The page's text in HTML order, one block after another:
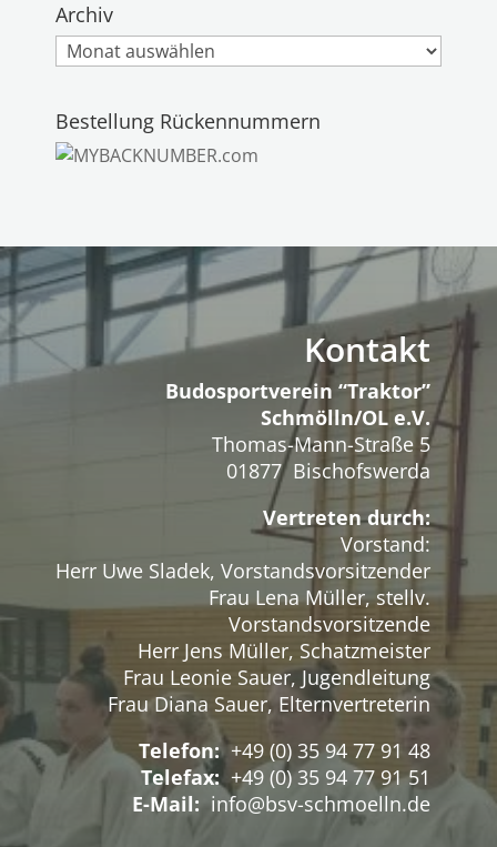
Archiv
Archiv
Bestellung Rückennummern
Kontakt
Budosportverein “Traktor”
Schmölln/OL e.V.
Thomas-Mann-Straße 5
01877 Bischofswerda
Vertreten durch:
Vorstand:
Herr Uwe Sladek, Vorstandsvorsitzender
Frau Lena Müller, stellv.
Vorstandsvorsitzende
Herr Jens Müller, Schatzmeister
Frau Leonie Sauer, Jugendleitung
Frau Diana Sauer, Elternvertreterin
Telefon:+49 (0) 35 94 77 91 48
Telefax: +49 (0) 35 94 77 91 51
E-Mail: info@bsv-schmoelln.de